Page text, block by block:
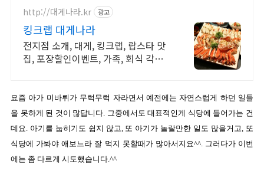
http://대게나라.kr 광고
킹크랩 대게나라
전지점 소개, 대게, 킹크랩, 랍스타 맛
집, 포장할인이벤트, 가족, 회식 각종
요즘 아가 미바뤼가 무럭무럭 자라면서 예전에는 자연스럽게 하던 일들
을 못하게 된 것이 많답니다. 그중에서도 대표적인게 식당에 들어가는 건
데요. 아기를 눕히기도 쉽지 않고, 또 아기가 놀랄만한 일도 많을거고, 또
식당에 가봐야 애보느라 잘 먹지 못할때가 많아서지요^^. 그러다가 이번
에는 좀 다르게 시도했습니다.^^